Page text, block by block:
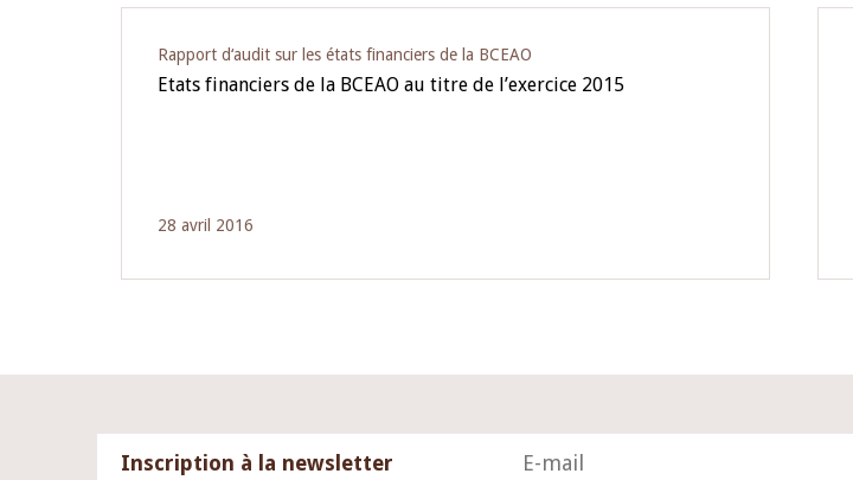
Rapport d‘audit sur les états financiers de la BCEAO
Etats financiers de la BCEAO au titre de l’exercice 2015
28 avril 2016
Inscription à la newsletter